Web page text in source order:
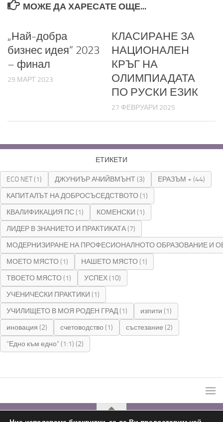
МОЖЕ ДА ХАРЕСАТЕ ОЩЕ...
„Най-добра
бизнес идея“ 2023
– финал
29 МАРТ 2023
КЛАСИРАНЕ ЗА
НАЦИОНАЛЕН
КРЪГ НА
ОЛИМПИАДАТА
ПО РУСКИ ЕЗИК
27 ФЕВРУАРИ 2025
ЕТИКЕТИ
ECO NET(1) ДЖУНИЪР АЧИЙВМЪНТ(3) ЕРАЗЪМ + (44)
КАПИТАЛЪТ НА ДОБРОСЪСЕДСТВОТО (1)
КВАЛИФИКАЦИЯ ПС(1) КОМЕНСКИ (1)
ЛИДЕР В ЗНАНИЕТО И ПРАКТИКАТА(7)
МОДЕРНИЗИРАНЕ НА ПРОФЕСИОНАЛНОТО ОБРАЗОВАНИЕ И
МОЕТО МЯСТО (1) НАШЕТО МЯСТО (1)
ТВОЕТО МЯСТО (1) УСПЕХ(10)
УЧЕНИЧЕСКИ ПРАКТИКИ (1)
УЧИЛИЩЕТО В МОЯ РОДЕН ГРАД(1) изпити (1)
иновация (2) счетоводство (1) състезание (2)
“Едно към едно” (1:1) (2)